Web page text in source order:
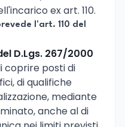
ex art. 110.
l'art. 110 del
D.Lgs. 267/2000
coprire posti di
di qualifiche
mediante
anche al di